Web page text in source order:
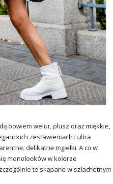
bowiem welur, plusz oraz miękkie,
zestawieniach i ultra
delikatne mgiełki. A co w
monolooków w kolorze
te skąpane w szlachetnym